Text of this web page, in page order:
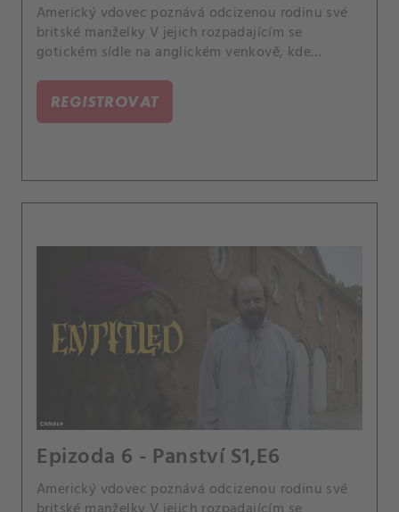
Americký vdovec poznává odcizenou rodinu své
britské manželky V jejich rozpadajícím se
gotickém sídle na anglickém venkově, kde
majetek.
REGISTROVAT
Epizoda 6 - Panství S1,E6
Americký vdovec poznává odcizenou rodinu své